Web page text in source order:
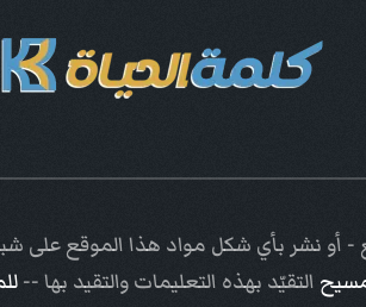
أو نشر بأي شكل مواد هذا الموقع على
التقيّد بهذه التعليمات والتقيد بها --